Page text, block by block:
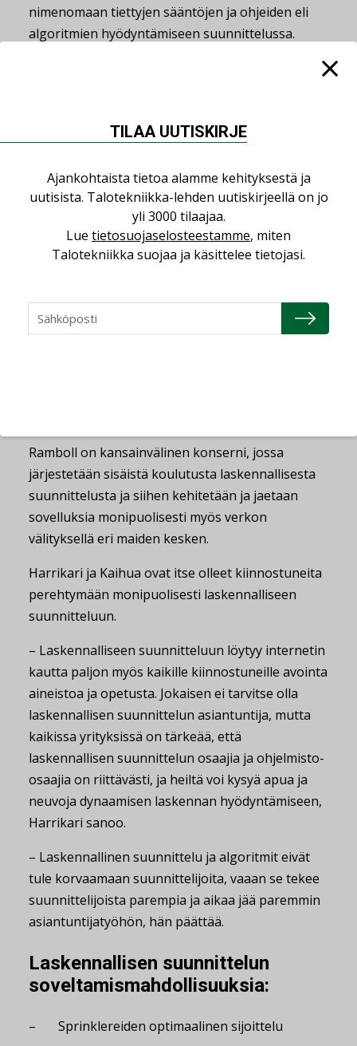
nimenomaan tiettyjen sääntöjen ja ohjeiden eli
algoritmien hyödyntämiseen suunnittelussa.
Laskennalliseen suunnitteluun löytyy
internetin kautta paljon myös kaikille
kiinnostuneille avointa aineistoa ja
opetusta.
– Laskennallinen suunnittelu, simuloinnit ja
tekoälyn kehitys etenevät hyvin nopealla
Ramboll on kansainvälinen konserni, jossa
järjestetään sisäistä koulutusta laskennallisesta
suunnittelusta ja siihen kehitetään ja jaetaan
sovelluksia monipuolisesti myös verkon
välityksellä eri maiden kesken.
Harrikari ja Kaihua ovat itse olleet kiinnostuneita
perehtymään monipuolisesti laskennalliseen
suunnitteluun.
– Laskennalliseen suunnitteluun löytyy internetin
kautta paljon myös kaikille kiinnostuneille avointa
aineistoa ja opetusta. Jokaisen ei tarvitse olla
laskennallisen suunnittelun asiantuntija, mutta
kaikissa yrityksissä on tärkeää, että
laskennallisen suunnittelun osaajia ja ohjelmisto-
osaajia on riittävästi, ja heiltä voi kysyä apua ja
neuvoja dynaamisen laskennan hyödyntämiseen,
Harrikari sanoo.
– Laskennallinen suunnittelu ja algoritmit eivät
tule korvaamaan suunnittelijoita, vaaan se tekee
suunnittelijoista parempia ja aikaa jää paremmin
asiantuntijatyöhön, hän päättää.
Laskennallisen suunnittelun
soveltamismahdollisuuksia:
– Sprinklereiden optimaalinen sijoittelu
TILAA UUTISKIRJE
Ajankohtaista tietoa alamme kehityksestä ja
uutisista. Talotekniikka-lehden uutiskirjeellä on jo
yli 3000 tilaajaa.
Lue tietosuojaselosteestamme, miten
Talotekniikka suojaa ja käsittelee tietojasi.